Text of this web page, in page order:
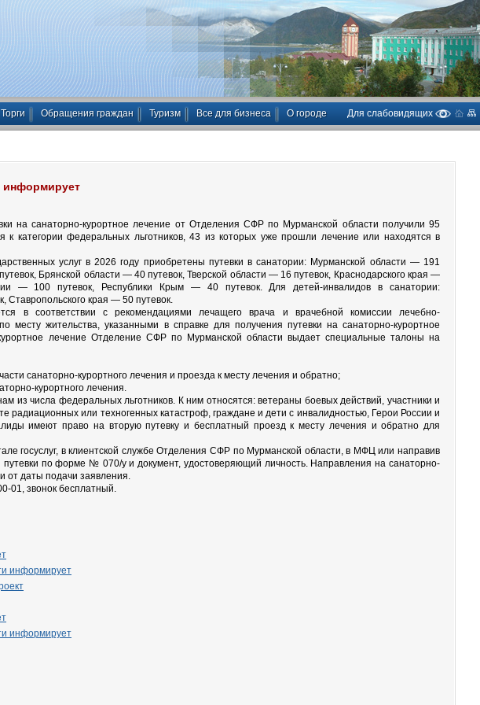
Торги Обращения граждан Туризм Все для бизнеса О городе Для слабовидящих
информирует
на санаторно-курортное лечение от Отделения СФР по Мурманской области получили 95
к категории федеральных льготников, 43 из которых уже прошли лечение или находятся в
услуг в 2026 году приобретены путевки в санатории: Мурманской области — 191
Брянской области — 40 путевок, Тверской области — 16 путевок, Краснодарского края —
— 100 путевок, Республики Крым — 40 путевок. Для детей-инвалидов в санатории:
Ставропольского края — 50 путевок.
в соответствии с рекомендациями лечащего врача и врачебной комиссии лечебно-
месту жительства, указанными в справке для получения путевки на санаторно-курортное
лечение Отделение СФР по Мурманской области выдает специальные талоны на
санаторно-курортного лечения и проезда к месту лечения и обратно;
курортного лечения.
из числа федеральных льготников. К ним относятся: ветераны боевых действий, участники и
или техногенных катастроф, граждане и дети с инвалидностью, Герои России и
имеют право на вторую путевку и бесплатный проезд к месту лечения и обратно для
госуслуг, в клиентской службе Отделения СФР по Мурманской области, в МФЦ или направив
по форме № 070/у и документ, удостоверяющий личность. Направления на санаторно-
от даты подачи заявления.
01, звонок бесплатный.
информирует
информирует